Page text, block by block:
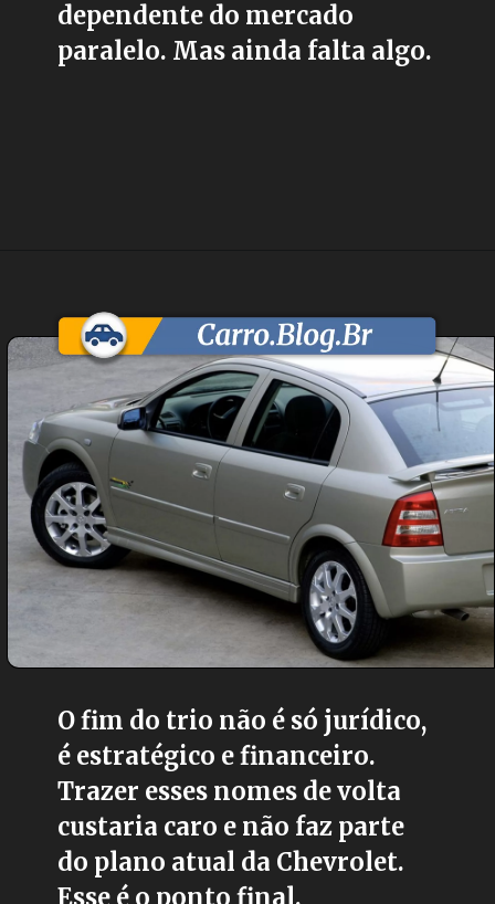
dependente do mercado
paralelo. Mas ainda falta algo.
O fim do trio não é só jurídico,
é estratégico e financeiro.
Trazer esses nomes de volta
custaria caro e não faz parte
do plano atual da Chevrolet.
Esse é o ponto final.